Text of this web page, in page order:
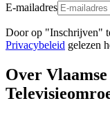
E-mailadres
Door op "Inschrijven"
Privacybeleid gelezen
Over